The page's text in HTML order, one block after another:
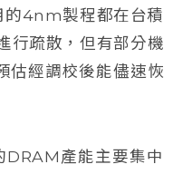
的4nm製程都在台積
行疏散，但有部分機
經調校後能儘速恢
產能主要集中